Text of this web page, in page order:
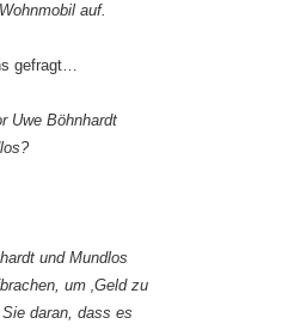
auf.
gefragt…
Uwe Böhnhardt
und Mundlos
um ‚Geld zu
daran, dass es